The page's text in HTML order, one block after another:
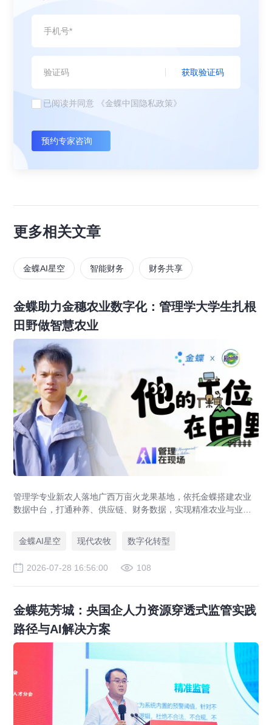
获取验证码
已阅读并同意 《金蝶中国隐私政策》
预约专家咨询
更多相关文章
金蝶AI星空 智能财务 财务共享
金蝶助力金穗农业数字化：管理学大学生扎根
田野做智慧农业
管理学专业新农人落地广西万亩火龙果基地，依托金蝶搭建农业
数据中台，打通种养、供应链、财务数据，实现精准农业与业财
金蝶AI星空
现代农牧 数字化转型
2026-07-28 16:56:00 108
金蝶苑芳城：央国企人力资源穿透式监管实践
路径与AI解决方案